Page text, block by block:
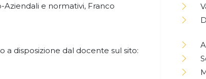
e normativi, Franco
a disposizione dal docente sul sito: